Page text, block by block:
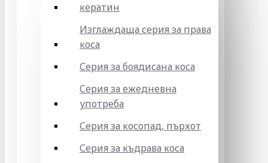
кератин
Изглаждаща серия за права
коса
Серия за боядисана коса
Серия за ежедневна
употреба
Серия за косопад, пърхот
Серия за къдрава коса